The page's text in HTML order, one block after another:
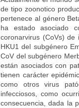
de tipo zoonotico
pertenece al género
ha estado asociado
coronarvirus (CoVs) de
HKU1 del subgénero
CoV del subgénero
están asociados con
tienen carácter
como otros virus
infecciosos, como
consecuencia, dada la